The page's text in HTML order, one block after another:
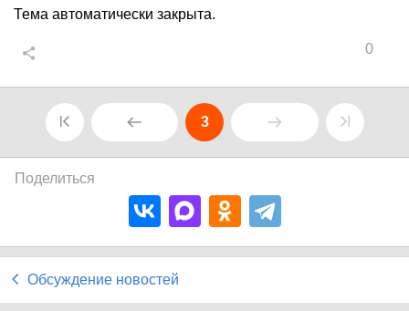
Тема автоматически закрыта.
0
3
Поделиться
Обсуждение новостей